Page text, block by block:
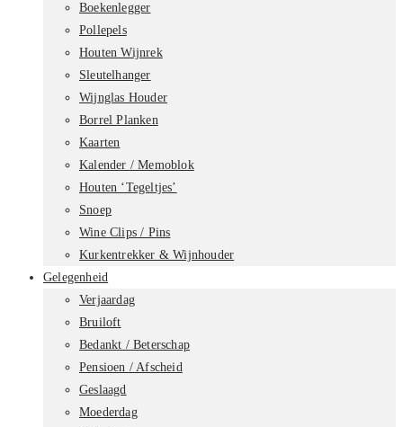
Boekenlegger
Pollepels
Houten Wijnrek
Sleutelhanger
Wijnglas Houder
Borrel Planken
Kaarten
Kalender / Memoblok
Houten ‘Tegeltjes’
Snoep
Wine Clips / Pins
Kurkentrekker & Wijnhouder
Gelegenheid
Verjaardag
Bruiloft
Bedankt / Beterschap
Pensioen / Afscheid
Geslaagd
Moederdag